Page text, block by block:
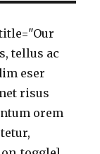
tellus ac
eser
risus
orem